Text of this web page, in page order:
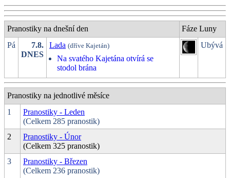
Pranostiky na dnešní den
Fáze Luny
Pá
7.8.
DNES
Lada (dříve Kajetán)
Na svatého Kajetána otvírá se
stodol brána
Ubývá
Pranostiky na jednotlivé měsíce
1
Pranostiky - Leden
(Celkem 285 pranostik)
2
Pranostiky - Únor
(Celkem 325 pranostik)
3
Pranostiky - Březen
(Celkem 236 pranostik)